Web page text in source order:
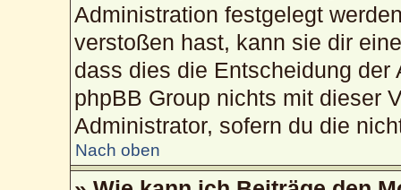
Administration festgelegt
verstoßen hast, kann sie dir
dass dies die Entscheidung
phpBB Group nichts mit dieser
Administrator, sofern du die
Nach oben